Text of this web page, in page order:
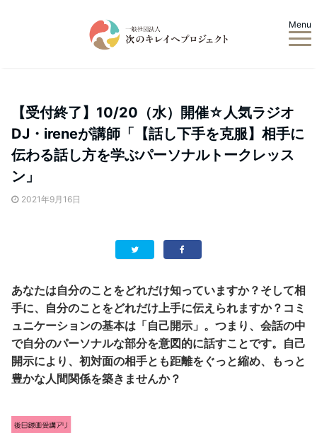
Menu
【受付終了】10/20（水）開催☆人気ラジオ
DJ・ireneが講師「【話し下手を克服】相手に
伝わる話し方を学ぶパーソナルトークレッス
ン」
2021年9月16日
あなたは自分のことをどれだけ知っていますか？そして相
手に、自分のことをどれだけ上手に伝えられますか？コミ
ュニケーションの基本は「自己開示」。つまり、会話の中
で自分のパーソナルな部分を意図的に話すことです。自己
開示により、初対面の相手とも距離をぐっと縮め、もっと
豊かな人間関係を築きませんか？